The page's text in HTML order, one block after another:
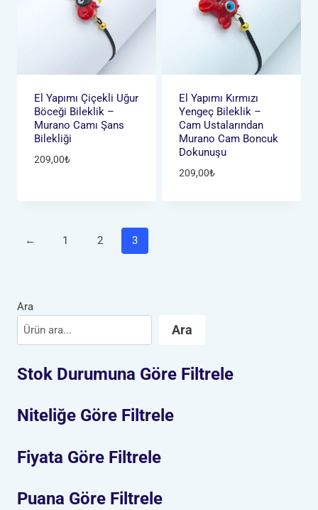
El Yapımı Çiçekli Uğur
Böceği Bileklik –
Murano Camı Şans
Bilekliği
209,00₺
El Yapımı Kırmızı
Yengeç Bileklik –
Cam Ustalarından
Murano Cam Boncuk
Dokunuşu
209,00₺
← 1 2 3
Ara
Ara
Stok Durumuna Göre Filtrele
Niteliğe Göre Filtrele
Fiyata Göre Filtrele
Puana Göre Filtrele